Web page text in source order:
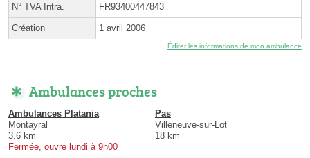
N° TVA Intra. FR93400447843
Création 1 avril 2006
Éditer les informations de mon ambulance
Ambulances proches
Ambulances Platania
Montayral
3.6 km
Fermée, ouvre lundi à 9h00
Pas
Villeneuve-sur-Lot
18 km